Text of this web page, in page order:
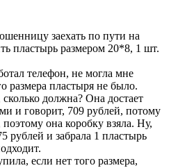
заехать по пути на
пластырь размером 20*8, 1 шт.
телефон, не могла мне
размера пластыря не было.
должна? Она достает
и говорит, 709 рублей, потому
она коробку взяла. Ну,
рублей и забрала 1 пластырь
если нет того размера,